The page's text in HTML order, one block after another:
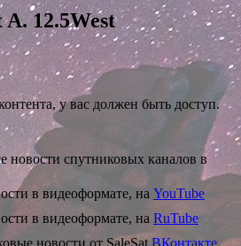
A. 12.5West
у вас должен быть доступ.
новости спутниковых каналов в
в видеоформате, на YouTube
в видеоформате, на RuTube
новости от SaleSatВКонтакте